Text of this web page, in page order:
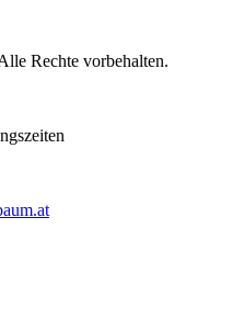
Rechte vorbehalten.